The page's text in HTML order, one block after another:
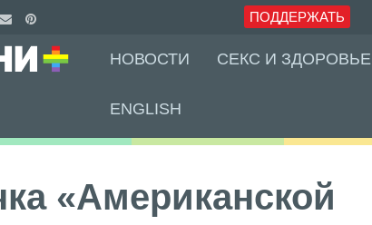
ПОДДЕРЖАТЬ
НОВОСТИ СЕКС И ЗДОРОВЬЕ
ENGLISH
«Американской